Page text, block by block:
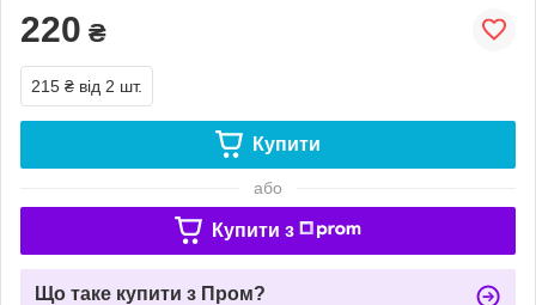
220 ₴
215 ₴ від 2 шт.
Купити
або
Купити з
Що таке купити з Пром?